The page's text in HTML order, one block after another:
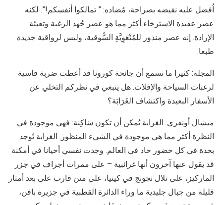
اُفضل عليه نقيضه بصراحة، مُضاده: ” تمالكوا أنفسكم!”. لكنه
عصر عقيدة الاسترخاء أكثر مما هو عصر جُهد الرغبة وتعبئة
الإرادة. إنه عصر منذور للمُتْعَوِيَّةِ السُّوقية، وليس لرواقية جديدة
طبعا.
المجلة: كثيرا ما نسمع أن جائحة كورونا قد أعطت ضربة قاسية
لرغبات السياحة والإفلات. هل ينبغي في نظركم التخلي عن
الأسفار البعيدة واكتشاف الغَرَابَة؟
ميشال أونفري: الغرابة يُمكن أن تكون سَاكِنة: فهي موجودة في
النظرة أكثر مما هي موجودة في الشيء المنظور. الغرابة تُوجد
بحدة في كل حضور حاد في العالم. وجدت نفسي أحيانا في أمكنة
قد يقول عنها آخرون أنها غرائبية – على ممرات أجراف في جزر
الماركيز، على تلال نجونج في كينيا، على متن قارب على بعد أمتار
قليلة من جبال جليدية ما وراء الدائرة القطبية في جزيرة بافن،